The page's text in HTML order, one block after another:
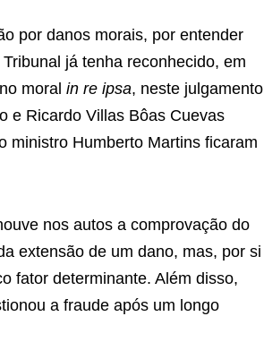
por danos morais, por entender
já tenha reconhecido, em
moral in re ipsa, neste julgamento
e Ricardo Villas Bôas Cuevas
ministro Humberto Martins ficaram
nos autos a comprovação do
extensão de um dano, mas, por si
fator determinante. Além disso,
a fraude após um longo